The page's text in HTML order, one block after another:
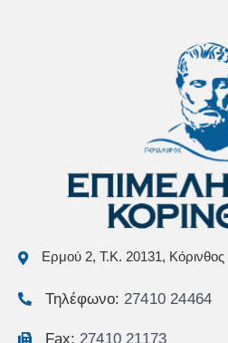
Ερμού 2, Τ.Κ. 20131, Κόρινθος
Τηλέφωνο: 27410 24464
Fax: 27410 21173